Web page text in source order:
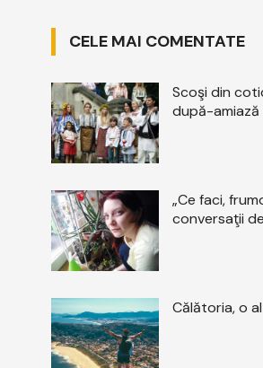
CELE MAI COMENTATE
Scoşi din
după-amiază
„Ce faci,
conversaţii
Călătoria, o